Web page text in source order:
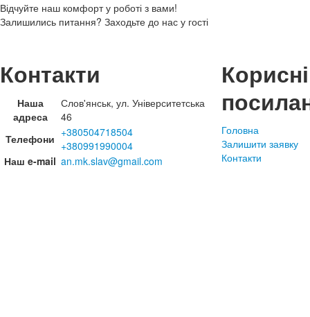
Відчуйте наш комфорт у роботі з вами!
Залишились питання? Заходьте до нас у гості
Контакти
Наша
адреса
Слов'янськ, ул. Університетська
46
Телефони +380504718504
+380991990004
Наш e-mail an.mk.slav@gmail.com
Корисні
Головна
Залишити заявку
Контакти